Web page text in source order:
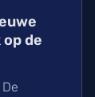
de